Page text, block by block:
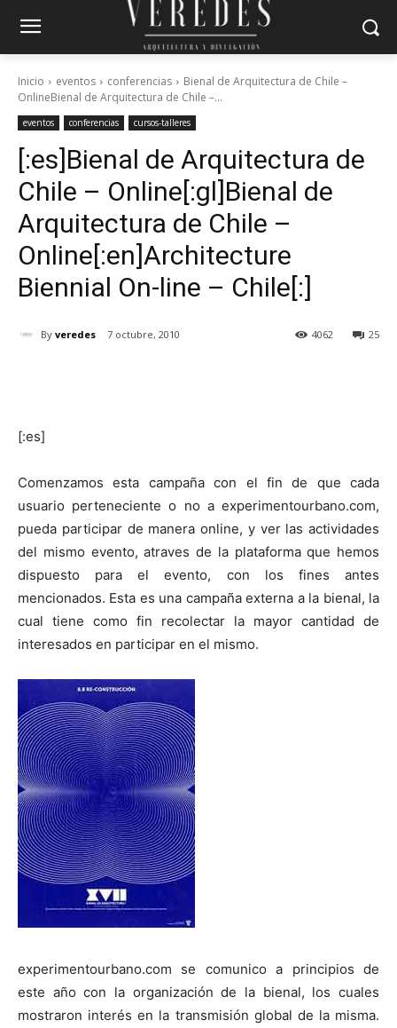
Inicio eventos conferencias
Bienal de Arquitectura de Chile –
OnlineBienal de Arquitectura de Chile –...
eventos conferencias cursos-talleres
[:es]Bienal de Arquitectura de
Chile – Online[:gl]Bienal de
Arquitectura de Chile –
Online[:en]Architecture
Biennial On-line – Chile[:]
By veredes 7 octubre, 2010 25
4062
[:es]
Comenzamos esta campaña con el fin de que cada
usuario perteneciente o no a experimentourbano.com,
pueda participar de manera online, y ver las actividades
del mismo evento, atraves de la plataforma que hemos
dispuesto para el evento, con los fines antes
mencionados. Esta es una campaña externa a la bienal, la
cual tiene como fin recolectar la mayor cantidad de
interesados en participar en el mismo.
experimentourbano.com se comunico a principios de
este año con la organización de la bienal, los cuales
mostraron interés en la transmisión global de la misma.